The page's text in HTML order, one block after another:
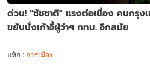
ด่วน! "ชัชชาติ" แรงต่อเนื่อง คนกรุง
ขยับนั่งเก้าอี้ผู้ว่าฯ กทม. อีกสมัย
แท็ก : การเมือง